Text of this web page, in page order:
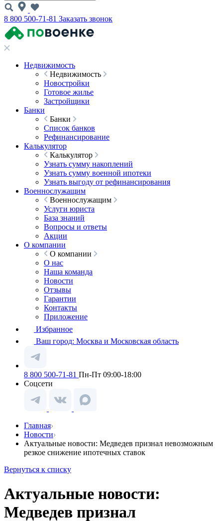
8 800 500-71-81 Заказать звонок
Недвижимость
Недвижимость
Новостройки
Готовое жилье
Застройщики
Банки
Банки
Список банков
Рефинансирование
Калькулятор
Калькулятор
Узнать сумму накоплений
Узнать сумму военной ипотеки
Узнать выгоду от рефинансирования
Военнослужащим
Военнослужащим
Услуги юриста
База знаний
Вопросы и ответы
Акции
О компании
О компании
О нас
Наша команда
Новости
Отзывы
Гарантии
Контакты
Приложение
Избранное
Ваш город: Москва и Московская область
8 800 500-71-81 Пн-Пт 09:00-18:00
Соцсети
Главная
Новости
Актуальные новости: Медведев признал невозможным
резкое снижение ипотечных ставок
Вернуться к списку
Актуальные новости:
Медведев признал